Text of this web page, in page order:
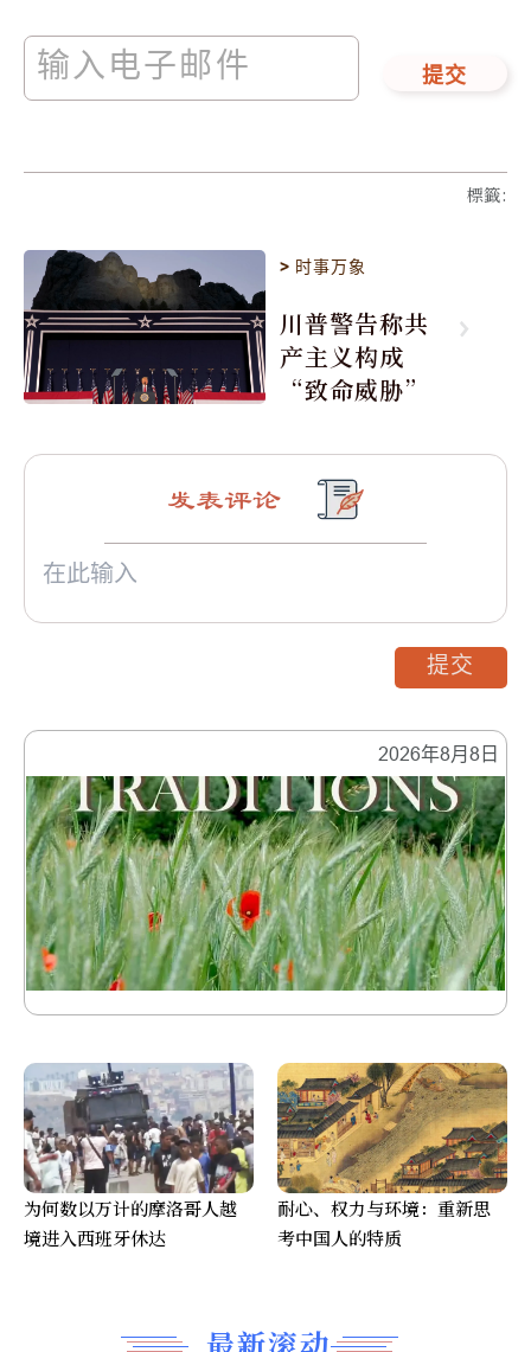
提交
標籤:
> 时事万象
川普警告称共
产主义构成
“致命威胁”
2026年8月8日
最新滚动
发表评论
提交
为何数以万计的摩洛哥人越
境进入西班牙休达
耐心、权力与环境：重新思
考中国人的特质